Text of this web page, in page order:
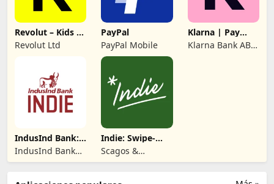
Revolut – Kids &
Teens
Revolut Ltd
PayPal
PayPal Mobile
Klarna | Pay
your way
Klarna Bank AB
IndusInd Bank:
Savings A/C, FD
IndusInd Bank
Ltd.
Indie: Swipe-
Based Casting
Scagos &
Company LLC